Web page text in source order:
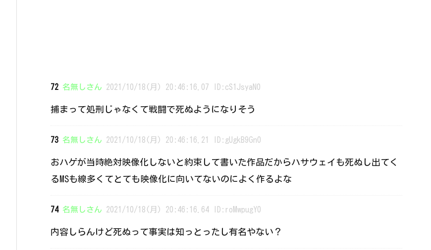
72 名無しさん 2021/10/18(月) 20:46:16.07 ID:cS1JsyaN0
捕まって処刑じゃなくて戦闘で死ぬようになりそう
73 名無しさん 2021/10/18(月) 20:46:16.21 ID:gUgkB9Gn0
おハゲが当時絶対映像化しないと約束して書いた作品だからハサウェイも死ぬし出てく
るMSも線多くてとても映像化に向いてないのによく作るよな
74 名無しさん 2021/10/18(月) 20:46:16.64 ID:roMwpugY0
内容しらんけど死ぬって事実は知っとったし有名やない？